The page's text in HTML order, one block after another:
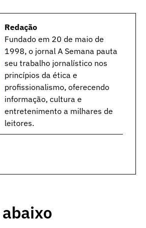
Redação
Fundado em 20 de maio de
1998, o jornal A Semana pauta
seu trabalho jornalístico nos
princípios da ética e
profissionalismo, oferecendo
informação, cultura e
entretenimento a milhares de
leitores.